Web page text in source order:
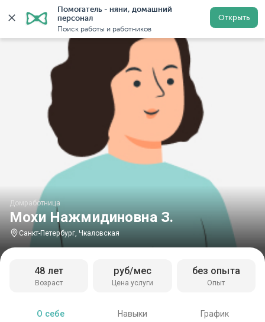
Помогатель - няни, домашний
персонал
Поиск работы и работников
Открыть
Главная Домработницы Домработницы в Санкт-
Мохи Нажмидиновна З.
Домработница
Санкт-Петербург, Чкаловская
Возраст
48 лет
Цена услуги
руб/мес
Опыт
без опыта
О себе Навыки График